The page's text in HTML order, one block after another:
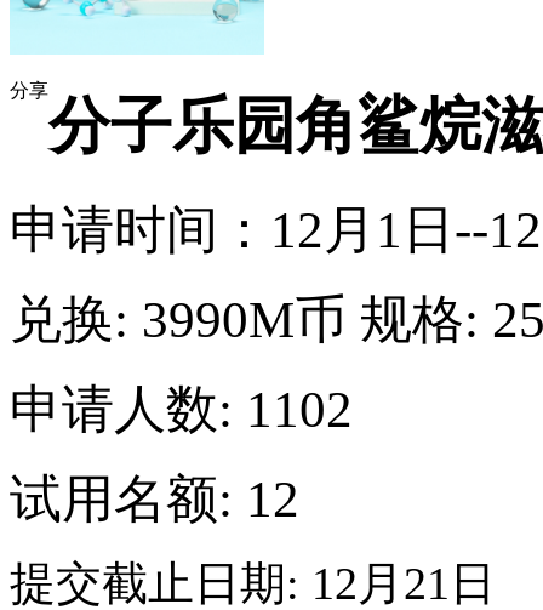
分享
分子乐园角鲨烷
申请时间：12月1日--
兑换: 3990M币 规格:
申请人数: 1102
试用名额: 12
提交截止日期: 12月21日